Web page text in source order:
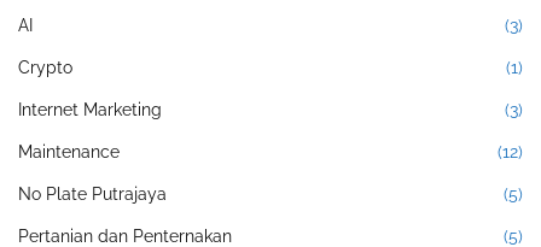
AI (3)
Crypto (1)
Internet Marketing (3)
Maintenance (12)
No Plate Putrajaya (5)
Pertanian dan Penternakan (5)